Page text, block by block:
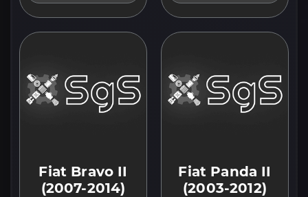
Fiat Bravo II
(2007-2014)
Fiat Panda II
(2003-2012)